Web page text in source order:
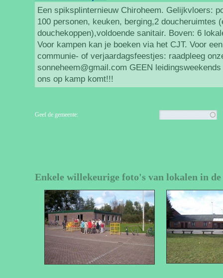
Een spiksplinternieuw Chiroheem. Gelijkvloers:
100 personen, keuken, berging,2 doucheruimtes
douchekoppen),voldoende sanitair. Boven: 6
Voor kampen kan je boeken via het CJT. Voor
communie- of verjaardagsfeestjes: raadpleeg
sonneheem@gmail.com GEEN
ons op kamp komt!!!
Geef de gemeente:
Enkele willekeurige foto's van lokalen in